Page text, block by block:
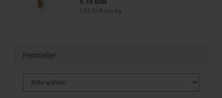
4,70 EUR
7,83 EUR pro kg
Hersteller